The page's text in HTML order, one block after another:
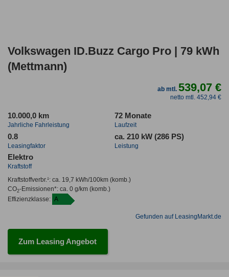
Volkswagen ID.Buzz Cargo Pro | 79 kWh
(Mettmann)
ab mtl.539,07 €
netto mtl. 452,94 €
10.000,0 km
Jahrliche Fahrleistung
72 Monate
Laufzeit
0.8
Leasingfaktor
ca. 210 kW (286 PS)
Leistung
Elektro
Kraftstoff
Kraftstoffverbr.¹: ca. 19,7 kWh/100km(komb.)
CO2-Emissionen*: ca. 0 g/km(komb.)
Effizienzklasse: A
Gefunden auf LeasingMarkt.de
Zum Leasing Angebot